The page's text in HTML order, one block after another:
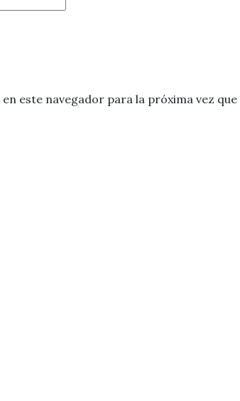
este navegador para la próxima vez que